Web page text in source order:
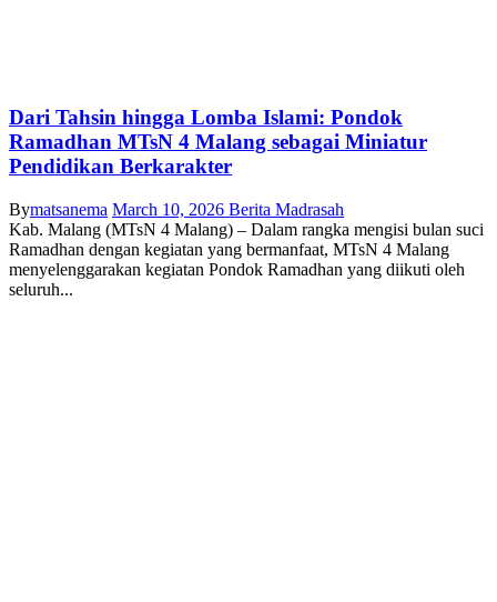
Dari Tahsin hingga Lomba Islami: Pondok
Ramadhan MTsN 4 Malang sebagai Miniatur
Pendidikan Berkarakter
Bymatsanema March 10, 2026 Berita Madrasah
Kab. Malang (MTsN 4 Malang) – Dalam rangka mengisi bulan suci
Ramadhan dengan kegiatan yang bermanfaat, MTsN 4 Malang
menyelenggarakan kegiatan Pondok Ramadhan yang diikuti oleh
seluruh...